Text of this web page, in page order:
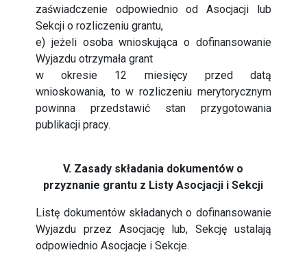
zaświadczenie odpowiednio od Asocjacji lub
Sekcji o rozliczeniu grantu,
e) jeżeli osoba wnioskująca o dofinansowanie
Wyjazdu otrzymała grant
w okresie 12 miesięcy przed datą
wnioskowania, to w rozliczeniu merytorycznym
powinna przedstawić stan przygotowania
publikacji pracy.
V. Zasady składania dokumentów o
przyznanie grantu z Listy Asocjacji i Sekcji
Listę dokumentów składanych o dofinansowanie
Wyjazdu przez Asocjację lub, Sekcję ustalają
odpowiednio Asocjacje i Sekcje.